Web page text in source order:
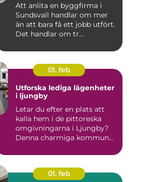
Att anlita en byggfirma i
Sundsvall handlar om mer
än att bara få ett jobb utfört.
Det handlar om tr...
01. feb
Utforska lediga lägenheter
i ljungby
Letar du efter en plats att
kalla hem i de pittoreska
omgivningarna i Ljungby?
Denna charmiga kommun...
01. feb